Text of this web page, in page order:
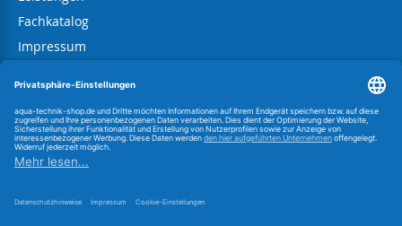
Fachkatalog
Impressum
Widerrufsbelehrung
Information zum BattG
Link zur OS-Plattform
Vertrag widerrufen